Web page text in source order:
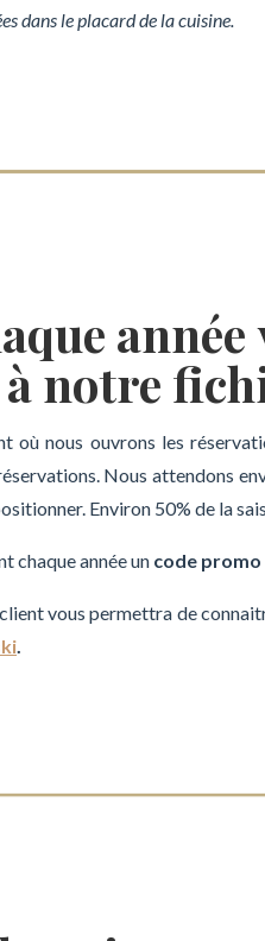
dans le placard de la cuisine.
notre
où nous ouvrons les
Nous attendons
Environ 50% de la
chaque année un code promo
vous permettra de
.